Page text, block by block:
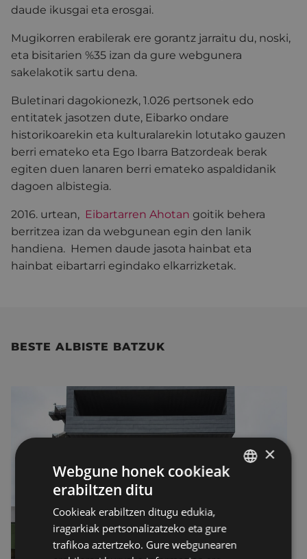
daude ikusgai eta erosgai.
Mugikorren erabilerak ere gorantz jarraitu du, noski,
eta bisitarien %35 izan da gure webgunera
sakelakotik sartu dena.
Buletinari dagokionezk, 1.026 pertsonek edo
entitatek jasotzen dute, Eibarko ondare
historikoarekin eta kulturalarekin lotutako gauzen
berri emateko eta Ego Ibarra Batzordeak berak
egiten duen lanaren berri emateko aspaldidanik
dagoen albistegia.
2016. urtean, Eibartarren Ahotan goitik behera
berritzea izan da webgunean egin den lanik
handiena. Hemen daude jasota hainbat eta
hainbat eibartarri egindako elkarrizketak.
BESTE ALBISTE BATZUK
×
Webgune honek cookieak
erabiltzen ditu
Cookieak erabiltzen ditugu edukia,
iragarkiak pertsonalizatzeko eta gure
trafikoa aztertzeko. Gure webgunearen